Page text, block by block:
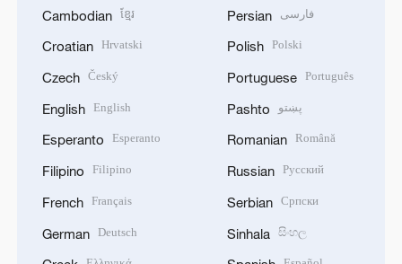
Cambodian ខ្មែរ
Croatian Hrvatski
Czech Český
English English
Esperanto Esperanto
Filipino Filipino
French Français
German Deutsch
Persian فارسی
Polish Polski
Portuguese Português
Pashto پښتو
Romanian Română
Russian Русский
Serbian Српски
Sinhala සිංහල